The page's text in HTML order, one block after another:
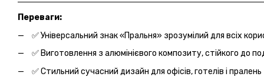
Переваги:
✅ Універсальний знак «Пральня» зрозумілий для всіх
✅ Виготовлення з алюмінієвого композиту, стійкого до
✅ Стильний сучасний дизайн для офісів, готелів і пралень